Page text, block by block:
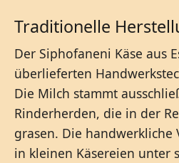
Traditionelle
Der Siphofaneni Käse aus
überlieferten
Die Milch stammt
Rinderherden, die in der
grasen. Die
in kleinen Käsereien unter